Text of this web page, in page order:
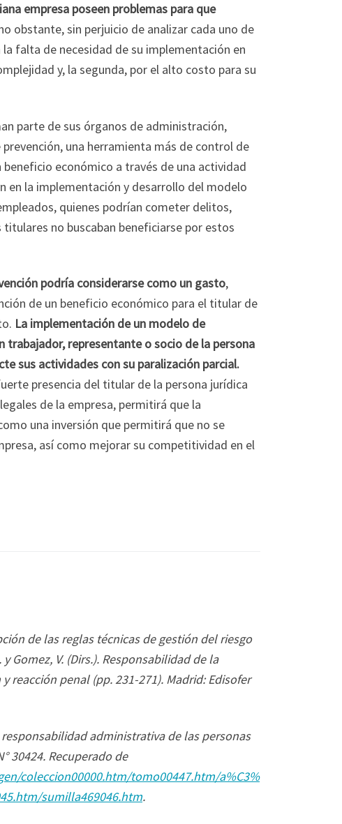
empresa poseen problemas para que
obstante, sin perjuicio de analizar cada uno de
falta de necesidad de su implementación en
y, la segunda, por el alto costo para su
parte de sus órganos de administración,
una herramienta más de control de
económico a través de una actividad
en la implementación y desarrollo del modelo
quienes podrían cometer delitos,
no buscaban beneficiarse por estos
podría considerarse como un gasto,
de un beneficio económico para el titular de
La implementación de un modelo de
representante o socio de la persona
sus actividades con su paralización parcial.
presencia del titular de la persona jurídica
de la empresa, permitirá que la
una inversión que permitirá que no se
así como mejorar su competitividad en el
de las reglas técnicas de gestión del riesgo
Gomez, V. (Dirs.). Responsabilidad de la
reacción penal(pp. 231-271). Madrid: Edisofer
administrativa de las personas
30424. Recuperado de
coleccion00000.htm/tomo00447.htm/a%C3%
sumilla469046.htm.